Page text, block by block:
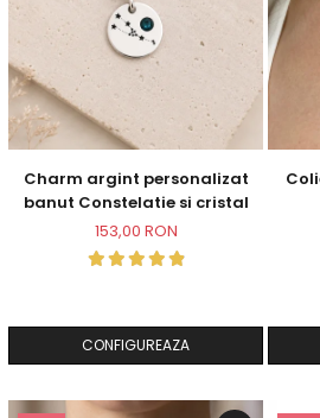
Charm argint personalizat
banut Constelatie si cristal
153,00 RON
CONFIGUREAZA